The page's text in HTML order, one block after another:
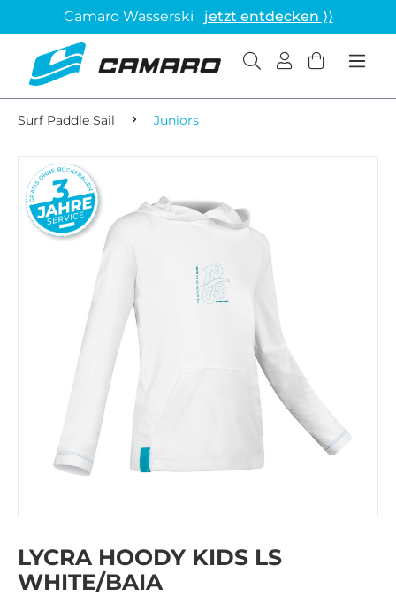
Camaro Wasserski jetzt entdecken ⟩⟩
Surf Paddle Sail Juniors
LYCRA HOODY KIDS LS
WHITE/BAIA